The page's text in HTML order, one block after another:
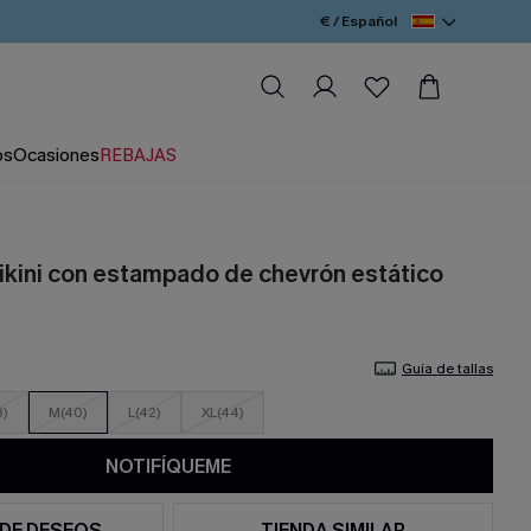
€ / Español
OcasionesREBAJAS
con estampado de chevrón estático
Guía de tallas
M(40) L(42) XL(44)
NOTIFÍQUEME